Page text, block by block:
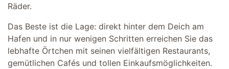
Räder.
Das Beste ist die Lage: direkt hinter dem Deich am
Hafen und in nur wenigen Schritten erreichen Sie das
lebhafte Örtchen mit seinen vielfältigen Restaurants,
gemütlichen Cafés und tollen Einkaufsmöglichkeiten.